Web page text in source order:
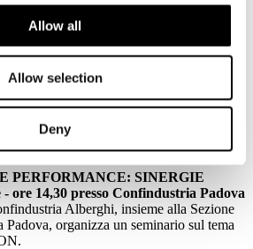
Allow all
Allow selection
Deny
Alberghi
Italiana Confindustria Alberghi n.
PERFORMANCE: SINERGIE
ore 14,30 presso Confindustria Padova
Alberghi, insieme alla Sezione
organizza un seminario sul tema